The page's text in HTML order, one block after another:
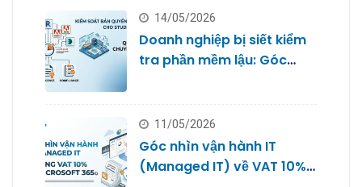
14/05/2026
Doanh nghiệp bị siết kiểm
tra phần mềm lậu: Góc
11/05/2026
Góc nhìn vận hành IT
(Managed IT) về VAT 10%